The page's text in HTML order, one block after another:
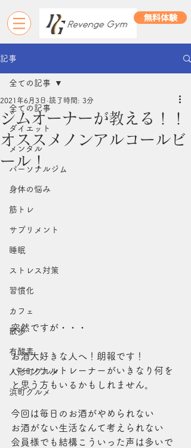
無料体験
記事
全ての記事
ダイエット
メンタル
パーソナルジム
身体の悩み
筋トレ
サプリメント
睡眠
ストレス対策
習慣化
カフェ
散歩
有酸素
人形町グルメ
浜町グルメ
全ての記事
ジムオーナーが教える！！
オススメノンアルコールビ
ール！
2021年6月3日 読了時間: 3分
突然ですが・・・
お酒大好きな人へ！朗報です！
パーソナルトレーナーがいきなり何を
と思う方もいるかもしれません。
今回は毎日のお酒がやめられない
お酒がない生活なんて考えられない
会員様でも結構こういった声は多いで